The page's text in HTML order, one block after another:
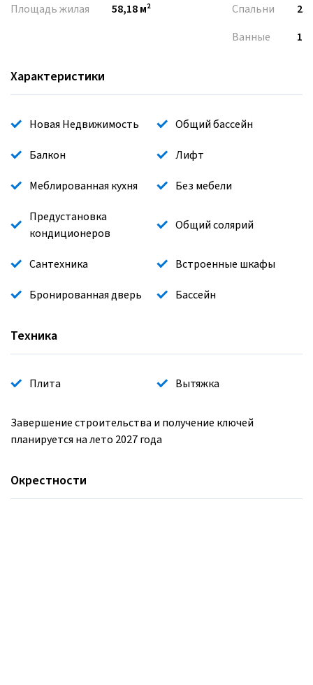
Площадь жилая
58,18 м² Спальни
2
Ванные
1
Характеристики
Новая Недвижимость
Общий бассейн
Балкон
Лифт
Меблированная кухня
Без мебели
Предустановка
кондиционеров
Общий солярий
Сантехника
Встроенные шкафы
Бронированная дверь
Бассейн
Техника
Плита Вытяжка
Завершение строительства и получение ключей
планируется на лето 2027 года
Окрестности